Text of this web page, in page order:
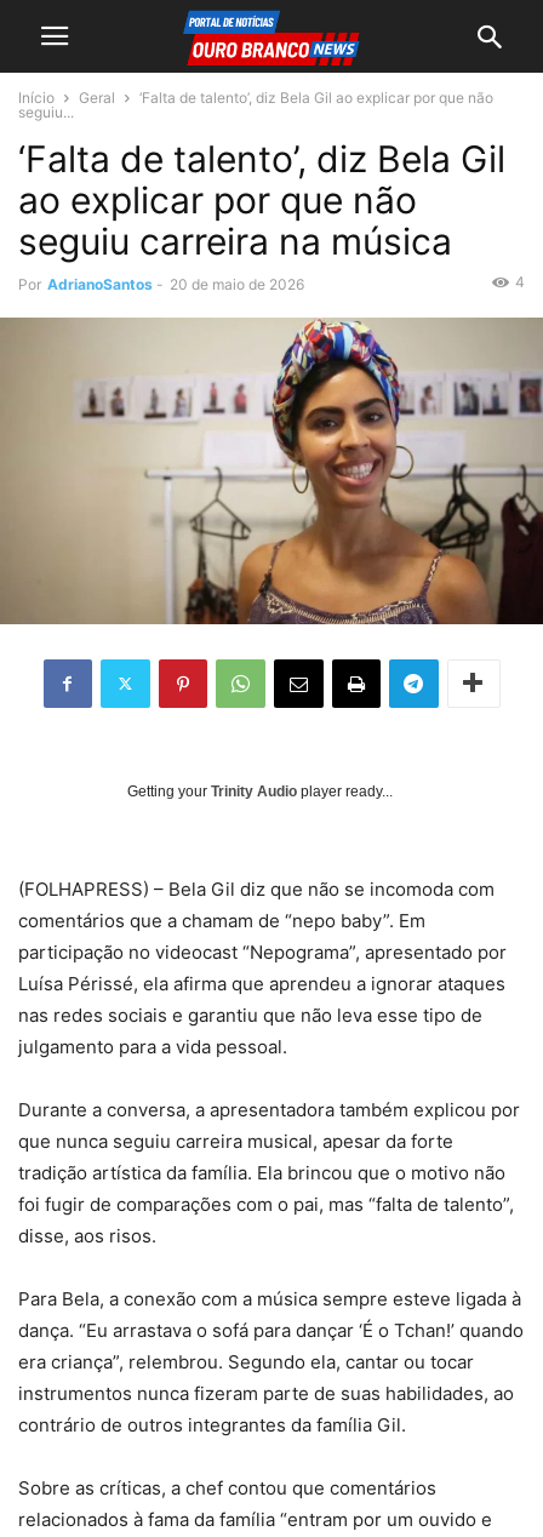
Início Geral
‘Falta de talento’, diz Bela Gil ao explicar por que não
seguiu...
‘Falta de talento’, diz Bela Gil
ao explicar por que não
seguiu carreira na música
Por AdrianoSantos - 20 de maio de 2026 4
Getting your Trinity Audio player ready...
(FOLHAPRESS) – Bela Gil diz que não se incomoda com
comentários que a chamam de “nepo baby”. Em
participação no videocast “Nepograma”, apresentado por
Luísa Périssé, ela afirma que aprendeu a ignorar ataques
nas redes sociais e garantiu que não leva esse tipo de
julgamento para a vida pessoal.
Durante a conversa, a apresentadora também explicou por
que nunca seguiu carreira musical, apesar da forte
tradição artística da família. Ela brincou que o motivo não
foi fugir de comparações com o pai, mas “falta de talento”,
disse, aos risos.
Para Bela, a conexão com a música sempre esteve ligada à
dança. “Eu arrastava o sofá para dançar ‘É o Tchan!’ quando
era criança”, relembrou. Segundo ela, cantar ou tocar
instrumentos nunca fizeram parte de suas habilidades, ao
contrário de outros integrantes da família Gil.
Sobre as críticas, a chef contou que comentários
relacionados à fama da família “entram por um ouvido e